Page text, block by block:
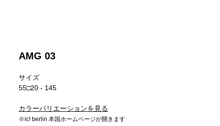
AMG 03
サイズ
55□20 - 145
カラーバリエーションを見る
※ic! berlin 本国ホームページが開きます